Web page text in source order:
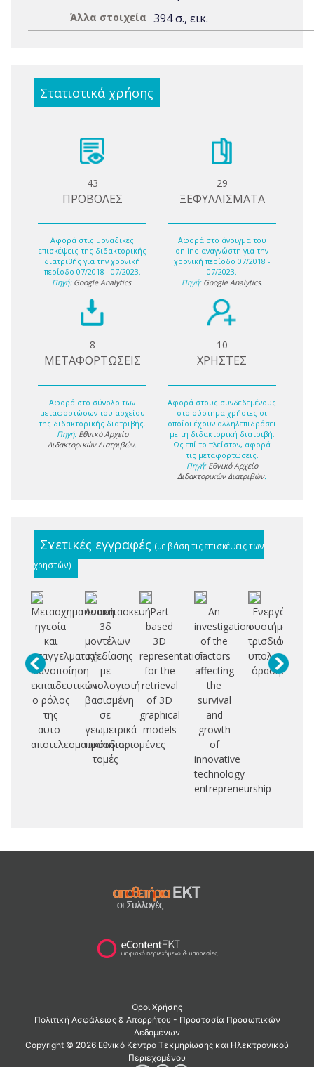
Άλλα στοιχεία 394 σ., εικ.
Στατιστικά χρήσης
43
ΠΡΟΒΟΛΕΣ
Αφορά στις μοναδικές
επισκέψεις της διδακτορικής
διατριβής για την χρονική
περίοδο 07/2018 - 07/2023.
Πηγή: Google Analytics.
29
ΞΕΦΥΛΛΙΣΜΑΤΑ
Αφορά στο άνοιγμα του
online αναγνώστη για την
χρονική περίοδο 07/2018 -
07/2023.
Πηγή: Google Analytics.
8
ΜΕΤΑΦΟΡΤΩΣΕΙΣ
Αφορά στο σύνολο των
μεταφορτώσων του αρχείου
της διδακτορικής διατριβής.
Πηγή: Εθνικό Αρχείο
Διδακτορικών Διατριβών.
10
ΧΡΗΣΤΕΣ
Αφορά στους συνδεδεμένους
στο σύστημα χρήστες οι
οποίοι έχουν αλληλεπιδράσει
με τη διδακτορική διατριβή.
Ως επί το πλείστον, αφορά
τις μεταφορτώσεις.
Πηγή: Εθνικό Αρχείο
Διδακτορικών Διατριβών.
Σχετικές εγγραφές (με βάση τις επισκέψεις των
χρηστών)
Μετασχηματιστική
ηγεσία
και
επαγγελματική
ικανοποίηση
εκπαιδευτικών:
ο ρόλος
της
αυτο-
αποτελεσματικότητας
Ανακατασκευή
3δ
μοντέλων
σχεδίασης
με
υπολογιστή
βασισμένη
σε
γεωμετρικά
προσδιορισμένες
τομές
Part
based
3D
representation
for the
retrieval
of 3D
graphical
models
An
investigation
of the
factors
affecting
the
survival
and
growth
of
innovative
technology
entrepreneurship
Ενεργά
συστήματα
τρισδιάστατης
όρασης